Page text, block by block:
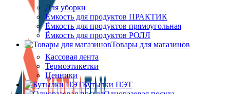
Для уборки
Ёмкость для продуктов ПРАКТИК
Ёмкость для продуктов прямоугольная
Ёмкость для продуктов РОЛЛ
Товары для магазинов
Кассовая лента
Термоэтикетки
Ценники
Бутылки ПЭТ